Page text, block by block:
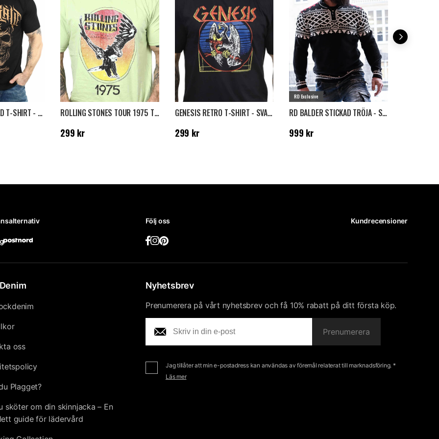
HYRAW METALHEAD T-SHIRT - SVART
ROLLING STONES TOUR 1975 T-SHIRT - GRÖN
Pris: 299 kr
299 kr
GENESIS RETRO T-SHIRT - SVART
Pris: 299 kr
299 kr
RD Exclusive
RD BALDER STICKAD TRÖJA - SVART
Pris: 999 kr
999 kr
Följ oss Kundrecensioner
oss
Plagget?
sköter om din skinnjacka – En
guide för lädervård
Nyhetsbrev
Prenumerera på vårt nyhetsbrev och få 10% rabatt på ditt första köp.
Prenumerera
Jag tillåter att min e-postadress kan användas av föremål relaterat till marknadsföring. *
Läs mer